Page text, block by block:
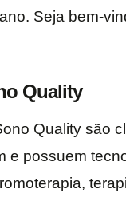
Seja bem-
Quality
Quality são
e possuem